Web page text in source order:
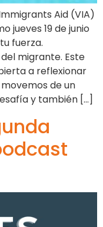
Aid (VIA)
jueves 19 de junio
fuerza.
migrante. Este
a reflexionar
de un
y también […]